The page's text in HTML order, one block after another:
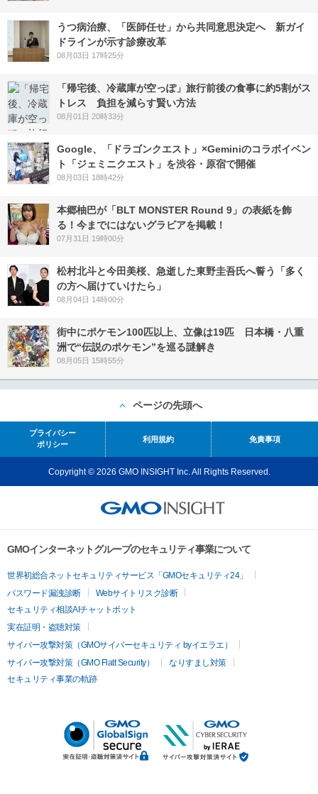
うつ病治療、「医師任せ」から共同意思決定へ 新ガイ
ドラインが示す診療改革
08月03日 17時25分
「帰宅後、冷蔵庫が空っぽ」旅行前後の食事に約5割がス
トレス 負担を減らす賢い方法
08月01日 20時33分
Google、「ドラゴンクエスト」×Geminiのコラボイベン
ト「ジェミニクエスト」を渋谷・原宿で開催
08月03日 18時42分
本郷柚巴が「BLT MONSTER Round 9」の表紙を飾
る！今までにはないグラビアを掲載！
07月31日 19時00分
松村北斗と今田美桜、急逝した東野圭吾氏へ誓う「多く
の方へ届けていけたら」
08月04日 14時00分
街中にポケモン100匹以上、立像は19匹 日本橋・八重
洲で“伝説のポケモン”を巡る謎解き
08月05日 15時55分
ページの先頭へ
プライバシー
ポリシー
利用規約 免責事項
Copyright © 2026 GMO INSIGHT Inc. All Rights Reserved.
GMOインターネットグループのセキュリティ事業について
世界初総合ネットセキュリティサービス「GMOセキュリティ24」
パスワード漏洩診断
Webサイトリスク診断
セキュリティ相談AIチャットボット
実在証明・盗聴対策
サイバー攻撃対策（GMOサイバーセキュリティ byイエラエ）
サイバー攻撃対策（GMO Flatt Security）
なりすまし対策
セキュリティ事業の軌跡